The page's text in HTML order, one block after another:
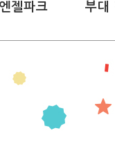
엔젤파크 부대